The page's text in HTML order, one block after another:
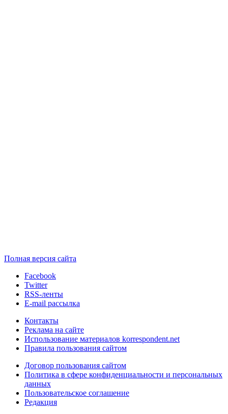
Полная версия сайта
Facebook
Twitter
RSS-ленты
E-mail рассылка
Контакты
Реклама на сайте
Использование материалов korrespondent.net
Правила пользования сайтом
Договор пользования сайтом
Политика в сфере конфиденциальности и персональных
данных
Пользовательское соглашение
Редакция